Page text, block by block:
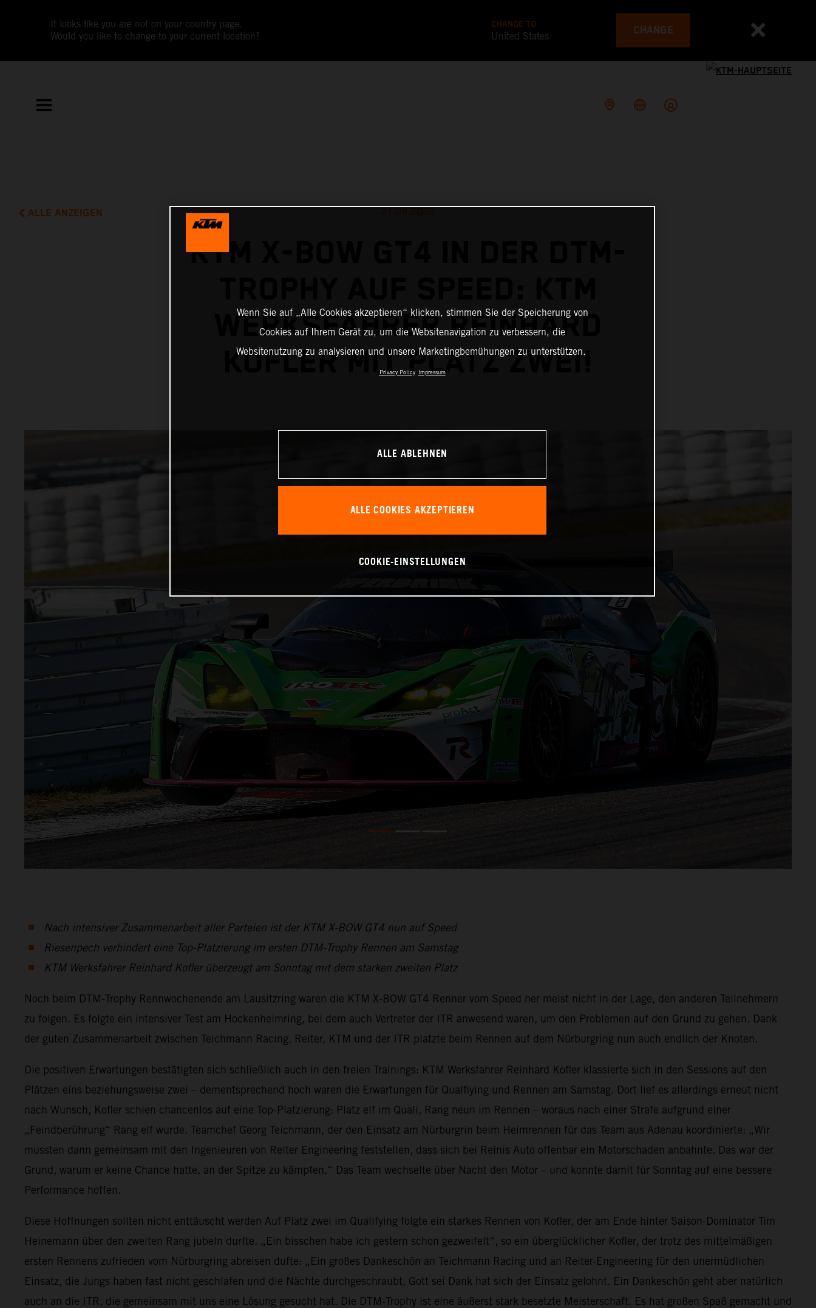
It looks like you are not on your country page.
Would you like to change to your current location?
CHANGE TO
United States CHANGE
ALLE ANZEIGEN
KTM X-BOW GT4 IN DER DTM-
WERKSFAHRER REINHARD
KOFLER MIT PLATZ ZWEI!
Nach intensiver Zusammenarbeit aller Parteien ist der KTM X-BOW GT4 nun auf Speed
Riesenpech verhindert eine Top-Platzierung im ersten DTM-Trophy Rennen am Samstag
KTM Werksfahrer Reinhard Kofler überzeugt am Sonntag mit dem starken zweiten Platz
Noch beim DTM-Trophy Rennwochenende am Lausitzring waren die KTM X-BOW GT4 Renner vom Speed her meist nicht in der Lage, den anderen Teilnehmern
zu folgen. Es folgte ein intensiver Test am Hockenheimring, bei dem auch Vertreter der ITR anwesend waren, um den Problemen auf den Grund zu gehen. Dank
der guten Zusammenarbeit zwischen Teichmann Racing, Reiter, KTM und der ITR platzte beim Rennen auf dem Nürburgring nun auch endlich der Knoten.
Die positiven Erwartungen bestätigten sich schließlich auch in den freien Trainings: KTM Werksfahrer Reinhard Kofler klassierte sich in den Sessions auf den
Plätzen eins beziehungsweise zwei – dementsprechend hoch waren die Erwartungen für Qualfiying und Rennen am Samstag. Dort lief es allerdings erneut nicht
nach Wunsch, Kofler schien chancenlos auf eine Top-Platzierung: Platz elf im Quali, Rang neun im Rennen – woraus nach einer Strafe aufgrund einer
„Feindberührung“ Rang elf wurde. Teamchef Georg Teichmann, der den Einsatz am Nürburgrin beim Heimrennen für das Team aus Adenau koordinierte: „Wir
mussten dann gemeinsam mit den Ingenieuren von Reiter Engineering feststellen, dass sich bei Reinis Auto offenbar ein Motorschaden anbahnte. Das war der
Grund, warum er keine Chance hatte, an der Spitze zu kämpfen.“ Das Team wechselte über Nacht den Motor – und konnte damit für Sonntag auf eine bessere
Performance hoffen.
Diese Hoffnungen sollten nicht enttäuscht werden Auf Platz zwei im Qualifying folgte ein starkes Rennen von Kofler, der am Ende hinter Saison-Dominator Tim
Heinemann über den zweiten Rang jubeln durfte. „Ein bisschen habe ich gestern schon gezweifelt“, so ein überglücklicher Kofler, der trotz des mittelmäßigen
ersten Rennens zufrieden vom Nürburgring abreisen dufte: „Ein großes Dankeschön an Teichmann Racing und an Reiter-Engineering für den unermüdlichen
Einsatz, die Jungs haben fast nicht geschlafen und die Nächte durchgeschraubt, Gott sei Dank hat sich der Einsatz gelohnt. Ein Dankeschön geht aber natürlich
auch an die ITR, die gemeinsam mit uns eine Lösung gesucht hat. Die DTM-Trophy ist eine äußerst stark besetzte Meisterschaft. Es hat großen Spaß gemacht und
Wenn Sie auf „Alle Cookies akzeptieren“ klicken, stimmen Sie der Speicherung von
Cookies auf Ihrem Gerät zu, um die Websitenavigation zu verbessern, die
Websitenutzung zu analysieren und unsere Marketingbemühungen zu unterstützen.
Privacy Policy Impressum
ALLE ABLEHNEN
ALLE COOKIES AKZEPTIEREN
COOKIE-EINSTELLUNGEN